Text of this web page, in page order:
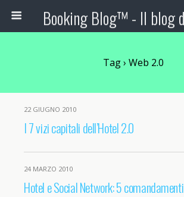
Tag › Web 2.0
22 GIUGNO 2010
I 7 vizi capitali dell’Hotel 2.0
24 MARZO 2010
Hotel e Social Network: 5 comandamenti